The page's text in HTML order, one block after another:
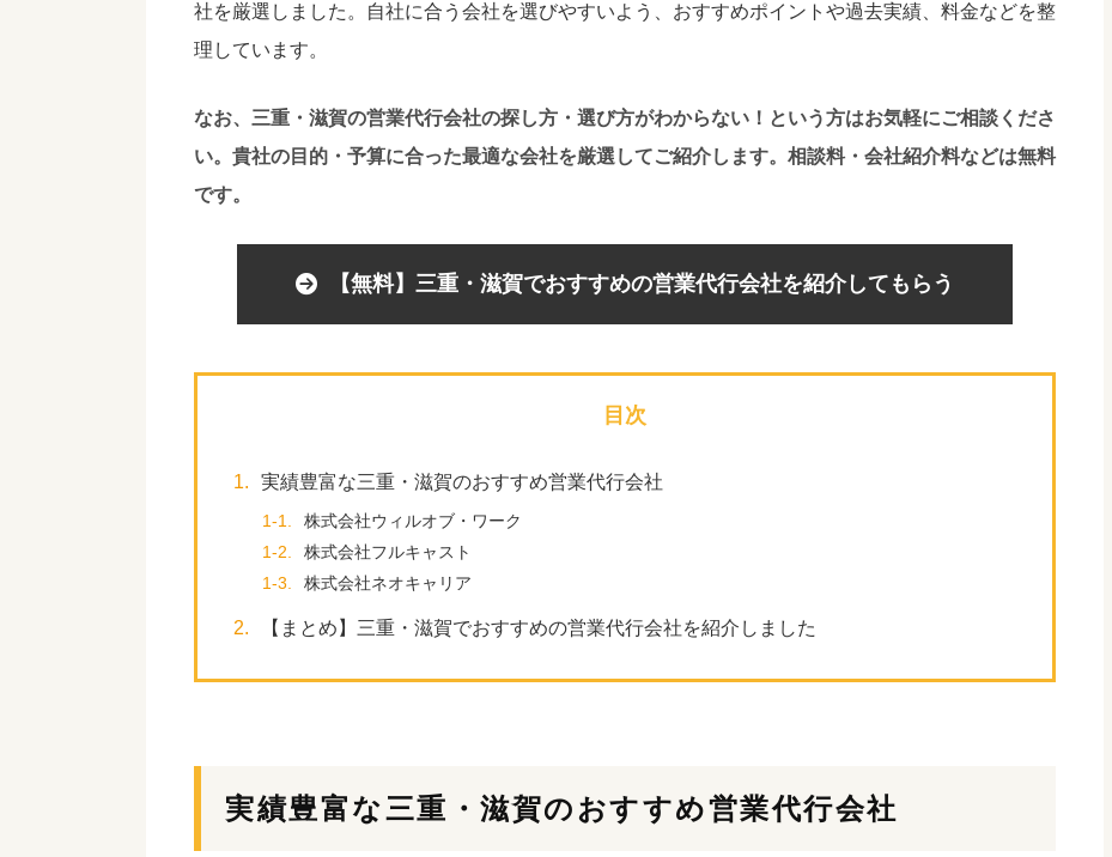
社を厳選しました。自社に合う会社を選びやすいよう、おすすめポイントや過去実績、料金などを整
理しています。
なお、三重・滋賀の営業代行会社の探し方・選び方がわからない！という方はお気軽にご相談くださ
い。貴社の目的・予算に合った最適な会社を厳選してご紹介します。相談料・会社紹介料などは無料
です。
【無料】三重・滋賀でおすすめの営業代行会社を紹介してもらう
目次
1. 実績豊富な三重・滋賀のおすすめ営業代行会社
1-1.
株式会社ウィルオブ・ワーク
1-2.
株式会社フルキャスト
1-3.
株式会社ネオキャリア
2. 【まとめ】三重・滋賀でおすすめの営業代行会社を紹介しました
実績豊富な三重・滋賀のおすすめ営業代行会社